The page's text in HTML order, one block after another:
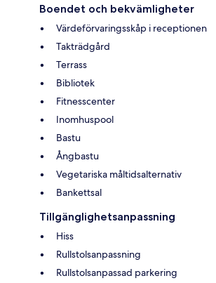
Boendet och bekvämligheter
Värdeförvaringsskåp i receptionen
Takträdgård
Terrass
Bibliotek
Fitnesscenter
Inomhuspool
Bastu
Ångbastu
Vegetariska måltidsalternativ
Bankettsal
Tillgänglighetsanpassning
Hiss
Rullstolsanpassning
Rullstolsanpassad parkering